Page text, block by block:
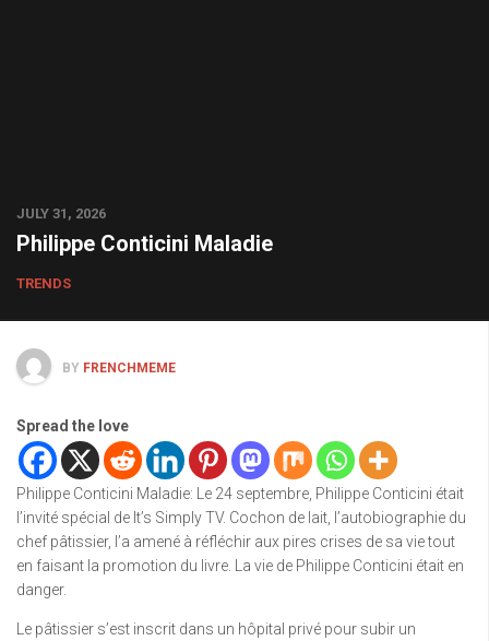
JULY 31, 2026
Philippe Conticini Maladie
TRENDS
BY FRENCHMEME
Spread the love
Philippe Conticini Maladie: Le 24 septembre, Philippe Conticini était
l’invité spécial de It’s Simply TV. Cochon de lait, l’autobiographie du
chef pâtissier, l’a amené à réfléchir aux pires crises de sa vie tout
en faisant la promotion du livre. La vie de Philippe Conticini était en
danger.
Le pâtissier s’est inscrit dans un hôpital privé pour subir un